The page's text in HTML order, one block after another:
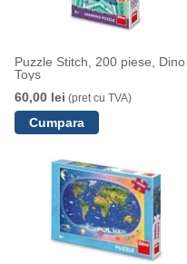
Puzzle Stitch, 200 piese, Dino
Toys
60,00 lei (pret cu TVA)